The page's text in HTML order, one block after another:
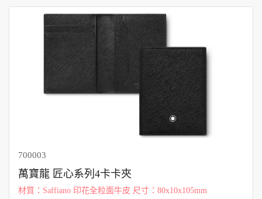
700003
萬寶龍 匠心系列4卡卡夾
材質：Saffiano 印花全粒面牛皮 尺寸：80x10x105mm